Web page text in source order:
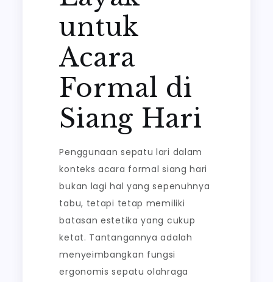
untuk
Acara
Formal di
Siang Hari
Penggunaan sepatu lari dalam
konteks acara formal siang hari
bukan lagi hal yang sepenuhnya
tabu, tetapi tetap memiliki
batasan estetika yang cukup
ketat. Tantangannya adalah
menyeimbangkan fungsi
ergonomis sepatu olahraga